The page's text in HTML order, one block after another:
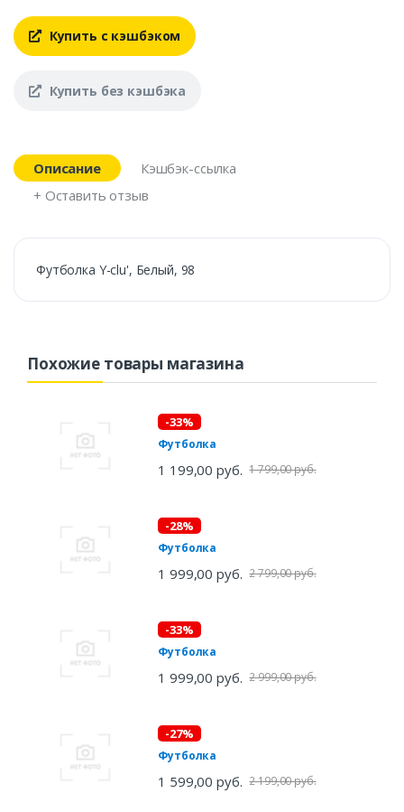
Купить с кэшбэком
Купить без кэшбэка
Описание
Кэшбэк-ссылка
+ Оставить отзыв
Футболка Y-clu', Белый, 98
Похожие товары магазина
-33%
Футболка
1 199,00 руб. 1 799,00 руб.
-28%
Футболка
1 999,00 руб. 2 799,00 руб.
-33%
Футболка
1 999,00 руб. 2 999,00 руб.
-27%
Футболка
1 599,00 руб. 2 199,00 руб.